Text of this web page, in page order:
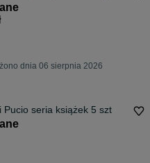
dnia 06 sierpnia 2026
Pucio seria książek 5 szt